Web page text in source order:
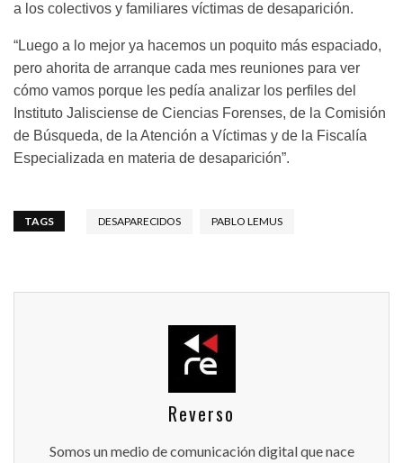
a los colectivos y familiares víctimas de desaparición.
“Luego a lo mejor ya hacemos un poquito más espaciado,
pero ahorita de arranque cada mes reuniones para ver
cómo vamos porque les pedía analizar los perfiles del
Instituto Jalisciense de Ciencias Forenses, de la Comisión
de Búsqueda, de la Atención a Víctimas y de la Fiscalía
Especializada en materia de desaparición”.
TAGS DESAPARECIDOS PABLO LEMUS
Reverso
Somos un medio de comunicación digital que nace